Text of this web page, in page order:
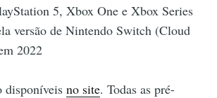
5, Xbox One e Xbox Series
versão de Nintendo Switch (Cloud
2022
disponíveisno site. Todas as pré-